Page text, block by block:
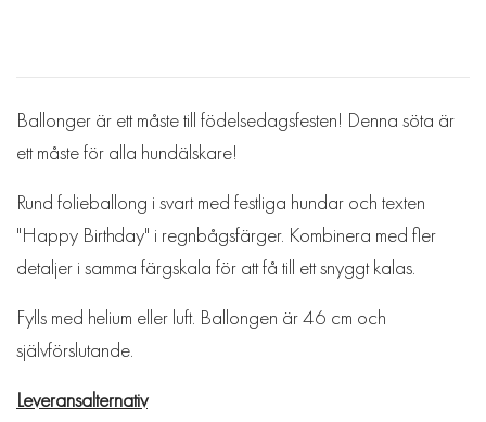
Ballonger är ett måste till födelsedagsfesten! Denna söta är
ett måste för alla hundälskare!
Rund folieballong i svart med festliga hundar och texten
"Happy Birthday" i regnbågsfärger. Kombinera med fler
detaljer i samma färgskala för att få till ett snyggt kalas.
Fylls med helium eller luft. Ballongen är 46 cm och
självförslutande.
Leveransalternativ